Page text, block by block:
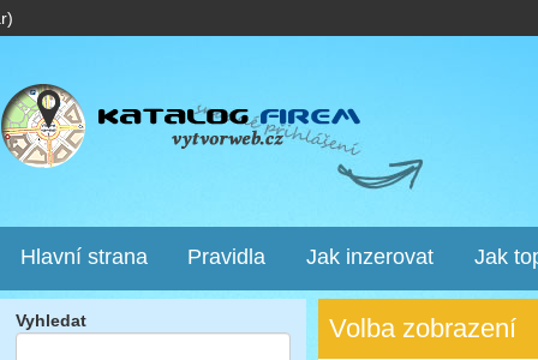
Hlavní strana Pravidla Jak inzerovat Jak
Vyhledat Volba zobrazení